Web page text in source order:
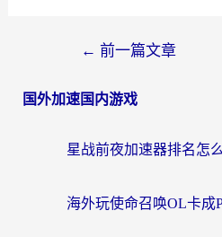
导
← 前一篇文章
国外加速国内游戏